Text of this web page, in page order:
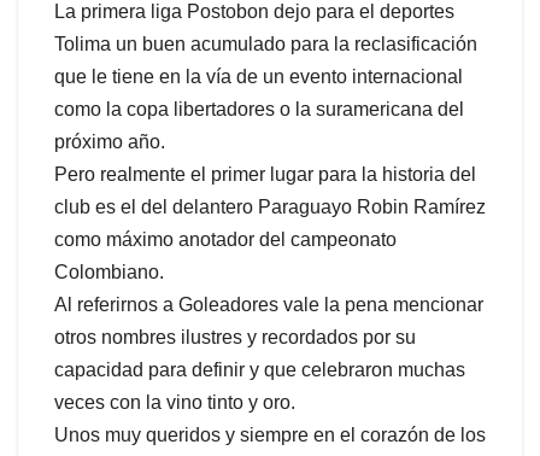
La primera liga Postobon dejo para el deportes
Tolima un buen acumulado para la reclasificación
que le tiene en la vía de un evento internacional
como la copa libertadores o la suramericana del
próximo año.
Pero realmente el primer lugar para la historia del
club es el del delantero Paraguayo Robin Ramírez
como máximo anotador del campeonato
Colombiano.
Al referirnos a Goleadores vale la pena mencionar
otros nombres ilustres y recordados por su
capacidad para definir y que celebraron muchas
veces con la vino tinto y oro.
Unos muy queridos y siempre en el corazón de los